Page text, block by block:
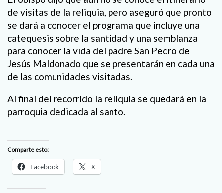
de visitas de la reliquia, pero aseguró que pronto
se dará a conocer el programa que incluye una
catequesis sobre la santidad y una semblanza
para conocer la vida del padre San Pedro de
Jesús Maldonado que se presentarán en cada una
de las comunidades visitadas.
Al final del recorrido la reliquia se quedará en la
parroquia dedicada al santo.
Comparte esto:
Facebook X